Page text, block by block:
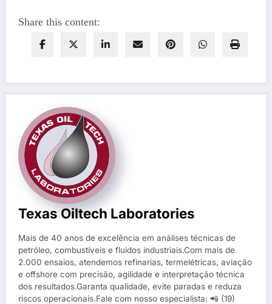
Share this content:
Texas Oiltech Laboratories
Mais de 40 anos de excelência em análises técnicas de
petróleo, combustíveis e fluidos industriais.Com mais de
2.000 ensaios, atendemos refinarias, termelétricas, aviação
e offshore com precisão, agilidade e interpretação técnica
dos resultados.Garanta qualidade, evite paradas e reduza
riscos operacionais.Fale com nosso especialista: 📲 (19)